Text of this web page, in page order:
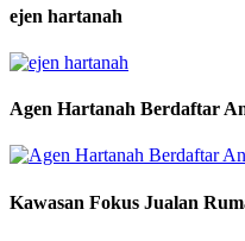
ejen hartanah
Agen Hartanah Berdaftar
Kawasan Fokus Jualan